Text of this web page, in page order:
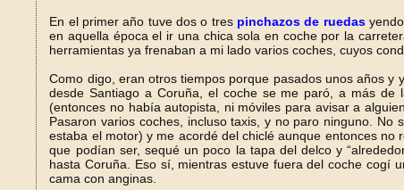
En el primer año tuve dos o tres pinchazos de ruedasyendo
en aquella época el ir una chica sola en coche por la
herramientas ya frenaban a mi lado varios coches, cuyos
Como digo, eran otros tiempos porque pasados unos años
desde Santiago a Coruña, el coche se me paró, a más
(entonces no había autopista, ni móviles para avisar a
Pasaron varios coches, incluso taxis, y no paro ninguno.
estaba el motor) y me acordé del chiclé aunque entonces no
que podían ser, sequé un poco la tapa del delco y
hasta Coruña. Eso sí, mientras estuve fuera del coche cogí
cama con anginas.